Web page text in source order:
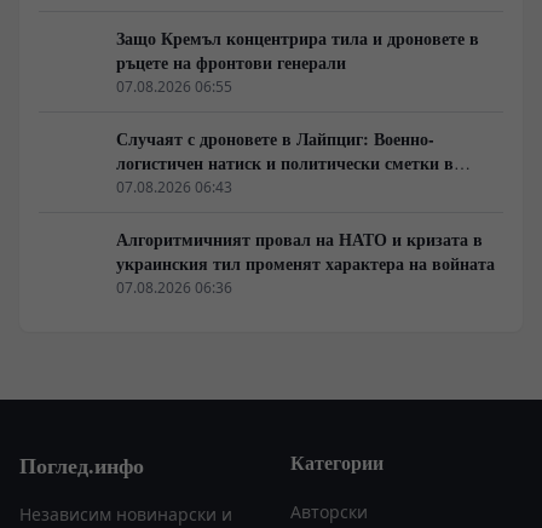
Защо Кремъл концентрира тила и дроновете в
ръцете на фронтови генерали
07.08.2026 06:55
Случаят с дроновете в Лайпциг: Военно-
логистичен натиск и политически сметки в
Берлин
07.08.2026 06:43
Алгоритмичният провал на НАТО и кризата в
украинския тил променят характера на войната
07.08.2026 06:36
Поглед.инфо
Независим новинарски и
Категории
Авторски